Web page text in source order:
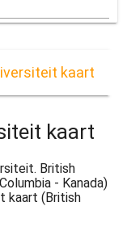
kaart
kaart
British
- Kanada)
kaart (British